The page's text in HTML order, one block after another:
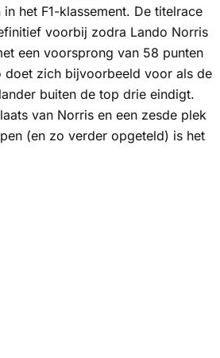
het F1-klassement. De titelrace
voorbij zodra Lando Norris
een voorsprong van 58 punten
doet zich bijvoorbeeld voor als de
buiten de top drie eindigt.
van Norris en een zesde plek
(en zo verder opgeteld) is het